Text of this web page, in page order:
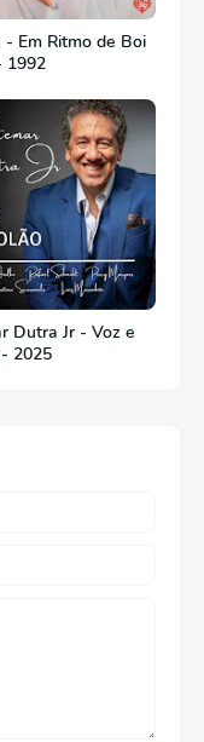
- Em Ritmo de Boi
1992
Dutra Jr - Voz e
2025